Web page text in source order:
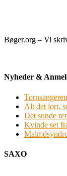
Bøger.org – Vi
Nyheder &
Alt det lort,
Det sunde
Kvinde set
SAXO